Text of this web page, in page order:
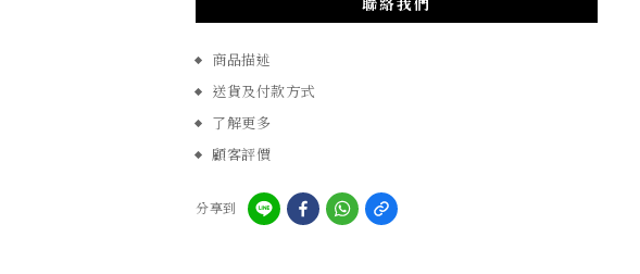
聯絡我們
商品描述
送貨及付款方式
了解更多
顧客評價
分享到